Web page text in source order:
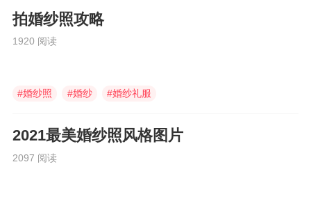
拍婚纱照攻略
1920 阅读
#婚纱照 #婚纱 #婚纱礼服
2021最美婚纱照风格图片
2097 阅读